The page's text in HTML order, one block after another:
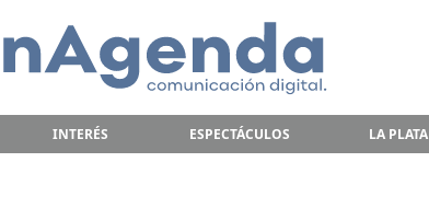
INTERÉS ESPECTÁCULOS LA PLATA